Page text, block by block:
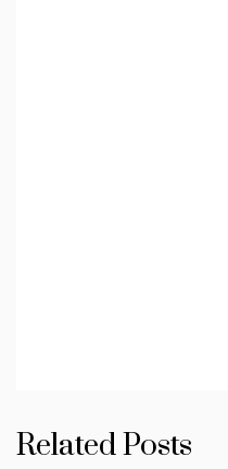
Related Posts